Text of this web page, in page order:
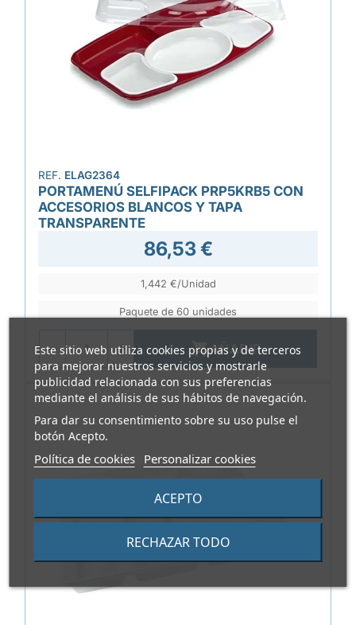
Este sitio web utiliza cookies propias y de terceros
para mejorar nuestros servicios y mostrarle
publicidad relacionada con sus preferencias
mediante el análisis de sus hábitos de navegación.
Para dar su consentimiento sobre su uso pulse el
botón Acepto.
Política de cookies Personalizar cookies
RECHAZAR TODO
ACEPTO
REF. ELAG2364
PORTAMENÚ SELFIPACK PRP5KRB5 CON
ACCESORIOS BLANCOS Y TAPA
TRANSPARENTE
86,53 €
1,442 €/Unidad
Paquete de 60 unidades
AÑADIR